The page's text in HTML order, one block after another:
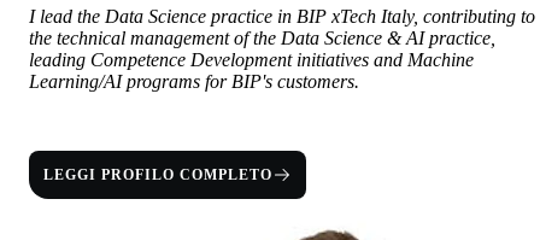
I lead the Data Science practice in BIP xTech Italy, contributing to
the technical management of the Data Science & AI practice,
leading Competence Development initiatives and Machine
Learning/AI programs for BIP's customers.
LEGGI PROFILO COMPLETO